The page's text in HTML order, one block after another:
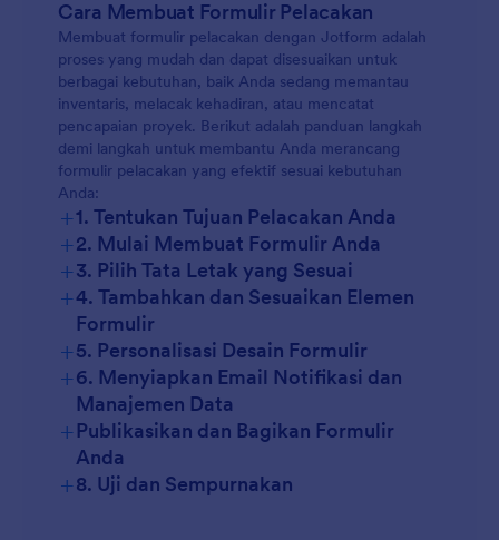
Pelacakan Kehadiran:
Pelacakan Biaya:
Pelacakan Proyek:
Cara Membuat Formulir Pelacakan
Membuat formulir pelacakan dengan Jotform adalah
proses yang mudah dan dapat disesuaikan untuk
berbagai kebutuhan, baik Anda sedang memantau
inventaris, melacak kehadiran, atau mencatat
pencapaian proyek. Berikut adalah panduan langkah
demi langkah untuk membantu Anda merancang
formulir pelacakan yang efektif sesuai kebutuhan
Anda:
+1. Tentukan Tujuan Pelacakan Anda
+2. Mulai Membuat Formulir Anda
+3. Pilih Tata Letak yang Sesuai
+4. Tambahkan dan Sesuaikan Elemen
Formulir
Kolom Dasar:
Kolom Khusus:
+5. Personalisasi Desain Formulir
+6. Menyiapkan Email Notifikasi dan
Manajemen Data
+Publikasikan dan Bagikan Formulir
Anda
+8. Uji dan Sempurnakan